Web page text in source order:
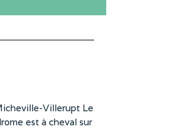
Villerupt Le
est à cheval sur